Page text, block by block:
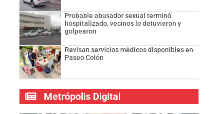
Probable abusador sexual terminó
hospitalizado, vecinos lo detuvieron y
golpearon
Revisan servicios médicos disponibles en
Paseo Colón
Metrópolis Digital